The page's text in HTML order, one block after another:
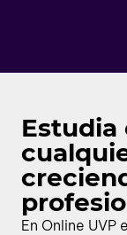
Estudia
En Online UVP